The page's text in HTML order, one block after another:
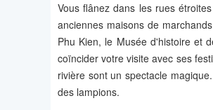
Vous flânez dans les rues
anciennes maisons de
Phu Kien, le Musée d'histoire et
coïncider votre visite avec ses
rivière sont un spectacle
des lampions.